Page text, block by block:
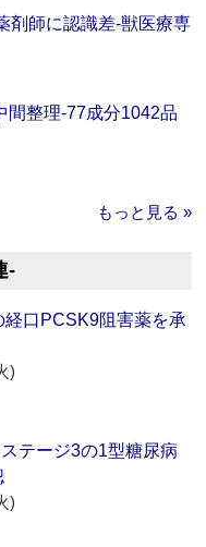
剤師に認識差‐獣医療専
間整理‐77成分1042品
もっと見る »
‐
口PCSK9阻害薬を承
)
テージ3の1型糖尿病
)